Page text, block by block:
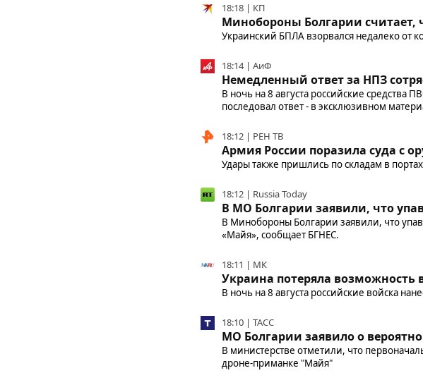
18:18 | КП
Минобороны Болгарии считает,
Украинский БПЛА взорвался недалеко от
18:14 | АиФ
Немедленный ответ за НПЗ
В ночь на 8 августа российские средства
последовал ответ - в эксклюзивном
18:12 | РЕН ТВ
Армия России поразила суда с
Удары также пришлись по складам в
18:12 | Russia Today
В МО Болгарии заявили, что
В Минобороны Болгарии заявили, что
«Майя», сообщает БГНЕС.
18:11 | МК
Украина потеряла
В ночь на 8 августа российские войска
18:10 | ТАСС
МО Болгарии заявило о
В министерстве отметили, что
дроне-приманке "Майя"